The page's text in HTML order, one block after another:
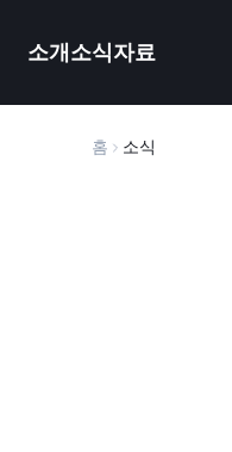
소개 소식자료
홈 소식